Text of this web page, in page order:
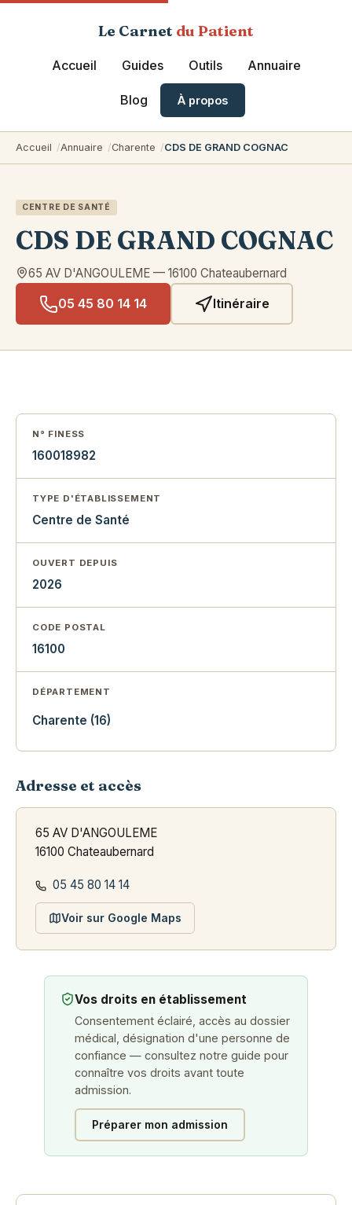
Le Carnet du Patient
Accueil Guides Outils Annuaire
Blog À propos
Accueil Annuaire Charente CDS DE GRAND COGNAC
CENTRE DE SANTÉ
CDS DE GRAND COGNAC
65 AV D'ANGOULEME — 16100 Chateaubernard
05 45 80 14 14 Itinéraire
N° FINESS
160018982
TYPE D'ÉTABLISSEMENT
Centre de Santé
OUVERT DEPUIS
2026
CODE POSTAL
16100
DÉPARTEMENT
Charente (16)
Adresse et accès
65 AV D'ANGOULEME
16100 Chateaubernard
05 45 80 14 14
Voir sur Google Maps
Vos droits en établissement
Consentement éclairé, accès au dossier
médical, désignation d'une personne de
confiance — consultez notre guide pour
connaître vos droits avant toute
admission.
Préparer mon admission